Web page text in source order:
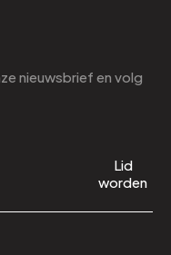
nieuwsbrief en volg
Lid
worden